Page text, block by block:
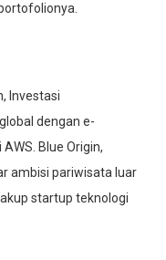
Investasi
dengan e-
Blue Origin,
ambisi pariwisata luar
startup teknologi